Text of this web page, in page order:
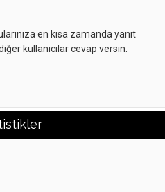
en kısa zamanda yanıt
kullanıcılar cevap versin.